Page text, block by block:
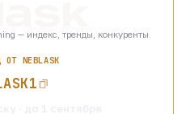
— индекс, тренды, конкуренты
NEBLASK